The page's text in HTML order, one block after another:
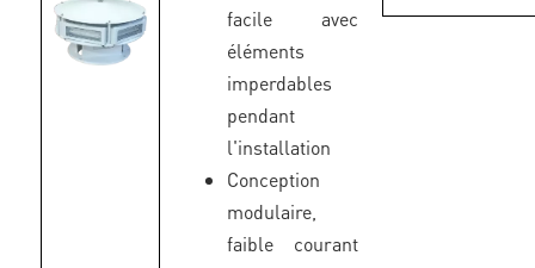
facile avec
éléments
imperdables
pendant
l'installation
Conception
modulaire,
faible courant